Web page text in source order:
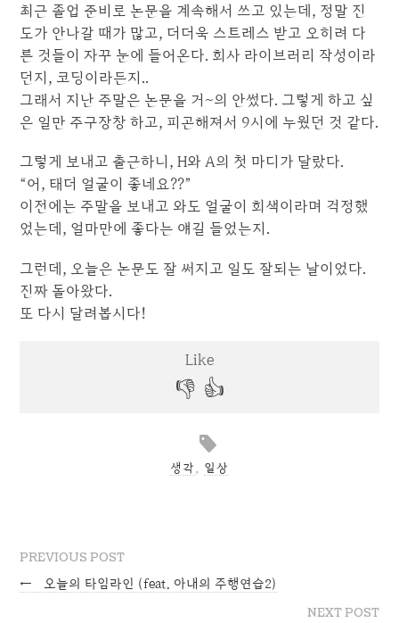
최근 졸업 준비로 논문을 계속해서 쓰고 있는데, 정말 진
도가 안나갈 때가 많고, 더더욱 스트레스 받고 오히려 다
른 것들이 자꾸 눈에 들어온다. 회사 라이브러리 작성이라
던지, 코딩이라든지..
그래서 지난 주말은 논문을 거~의 안썼다. 그렇게 하고 싶
은 일만 주구장창 하고, 피곤해져서 9시에 누웠던 것 같다.
그렇게 보내고 출근하니, H와 A의 첫 마디가 달랐다.
“어, 태더 얼굴이 좋네요??”
이전에는 주말을 보내고 와도 얼굴이 회색이라며 걱정했
었는데, 얼마만에 좋다는 얘길 들었는지.
그런데, 오늘은 논문도 잘 써지고 일도 잘되는 날이었다.
진짜 돌아왔다.
또 다시 달려봅시다!
생각 일상
PREVIOUS POST
← 오늘의 타임라인 (feat. 아내의 주행연습2)
NEXT POST